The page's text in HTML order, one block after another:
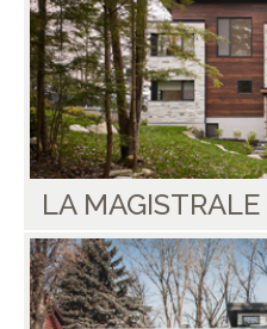
LA MAGISTRALE